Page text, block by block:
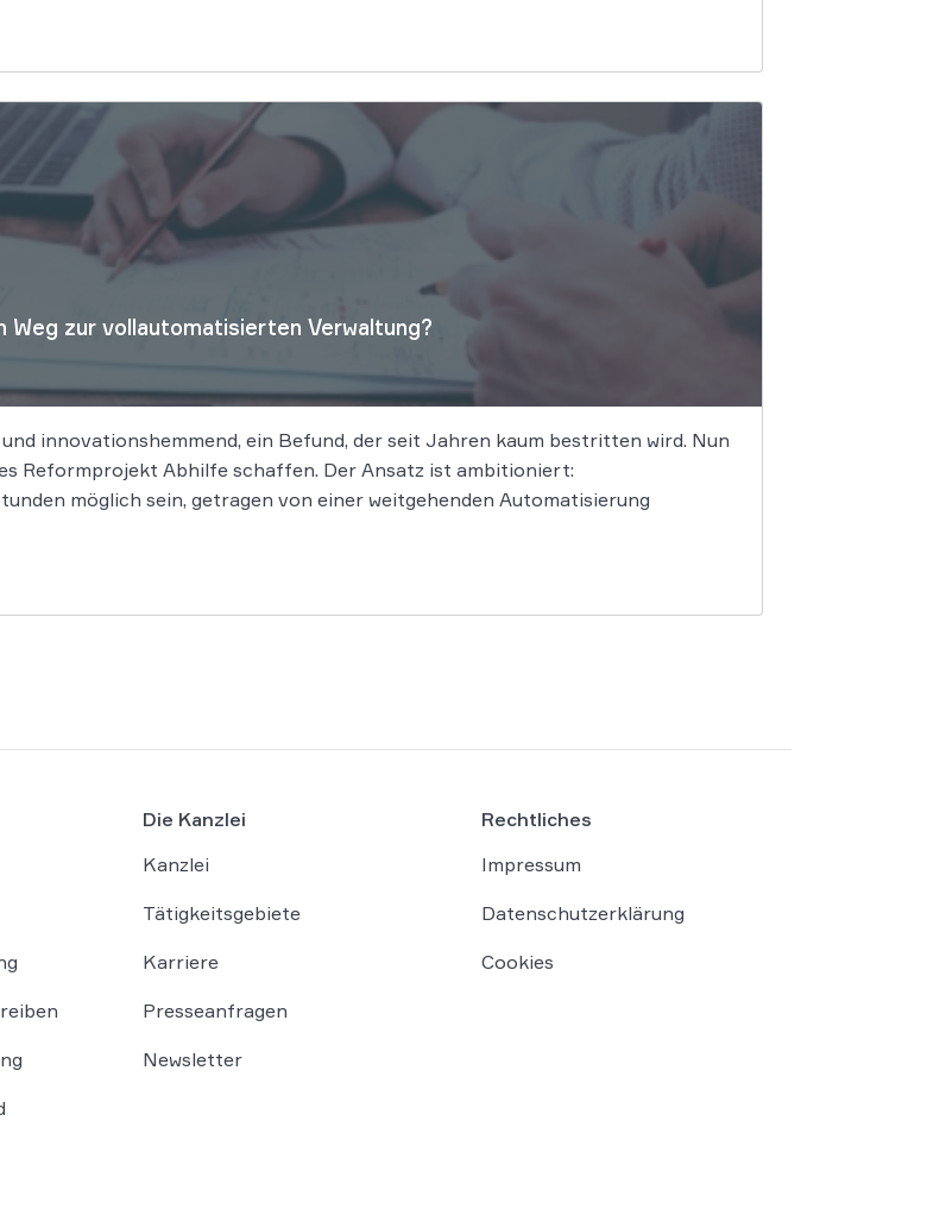
Weg zur vollautomatisierten Verwaltung?
innovationshemmend, ein Befund, der seit Jahren kaum bestritten wird. Nun
Reformprojekt Abhilfe schaffen. Der Ansatz ist ambitioniert:
möglich sein, getragen von einer weitgehenden Automatisierung
Die Kanzlei
Kanzlei
Tätigkeitsgebiete
Karriere
Presseanfragen
Newsletter
Rechtliches
Impressum
Datenschutzerklärung
Cookies